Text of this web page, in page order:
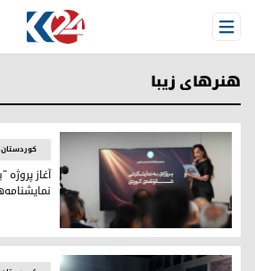
Open Menu
هنرهای زیبا
آغاز پروژه "به‌نمایش‌درآوردن
کوردستان
آغاز